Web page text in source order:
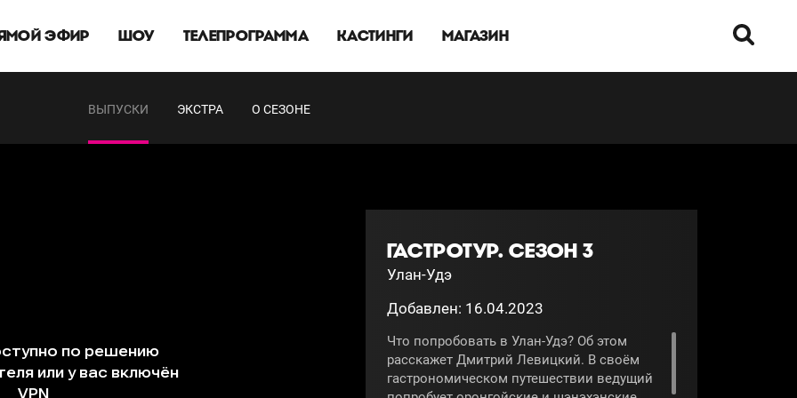
ЭФИР ШОУ ТЕЛЕПРОГРАММА КАСТИНГИ МАГАЗИН
ВЫПУСКИ ЭКСТРА О СЕЗОНЕ
ГАСТРОТУР. СЕЗОН 3
Улан-Удэ
Добавлен: 16.04.2023
Что попробовать в Улан-Удэ? Об этом
расскажет Дмитрий Левицкий. В своём
гастрономическом путешествии ведущий